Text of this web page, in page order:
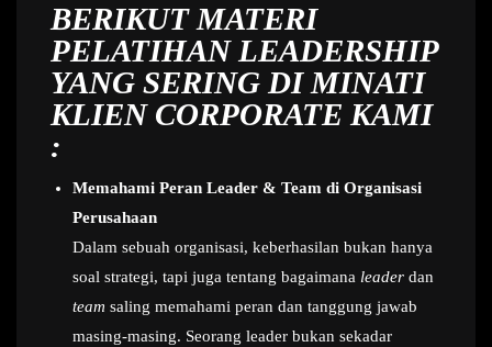
BERIKUT MATERI
PELATIHAN LEADERSHIP
YANG SERING DI MINATI
KLIEN CORPORATE KAMI
:
Memahami Peran Leader & Team di Organisasi
Perusahaan
Dalam sebuah organisasi, keberhasilan bukan hanya
soal strategi, tapi juga tentang bagaimana leader dan
team saling memahami peran dan tanggung jawab
masing-masing. Seorang leader bukan sekadar